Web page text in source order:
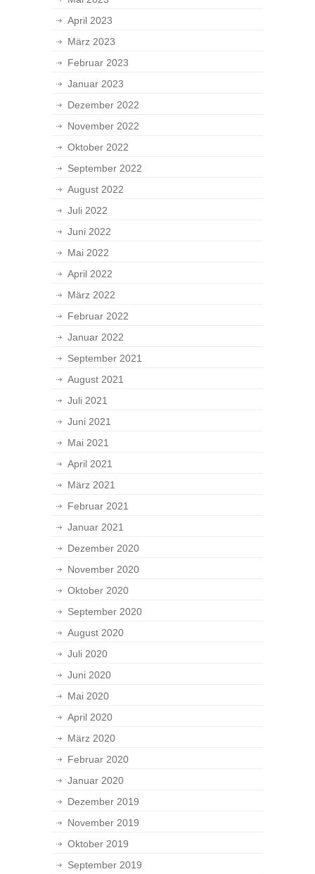
April 2023
März 2023
Februar 2023
Januar 2023
Dezember 2022
November 2022
Oktober 2022
September 2022
August 2022
Juli 2022
Juni 2022
Mai 2022
April 2022
März 2022
Februar 2022
Januar 2022
September 2021
August 2021
Juli 2021
Juni 2021
Mai 2021
April 2021
März 2021
Februar 2021
Januar 2021
Dezember 2020
November 2020
Oktober 2020
September 2020
August 2020
Juli 2020
Juni 2020
Mai 2020
April 2020
März 2020
Februar 2020
Januar 2020
Dezember 2019
November 2019
Oktober 2019
September 2019